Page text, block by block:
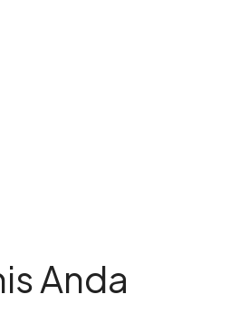
Anda